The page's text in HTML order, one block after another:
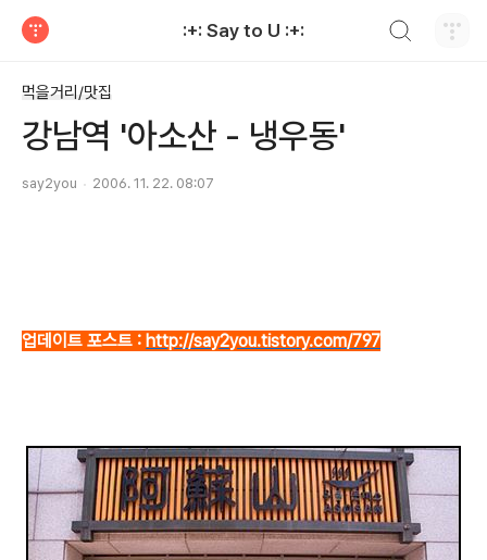
:+: Say to U :+:
먹을거리/맛집
강남역 '아소산 - 냉우동'
say2you 2006. 11. 22. 08:07
업데이트 포스트 : http://say2you.tistory.com/797